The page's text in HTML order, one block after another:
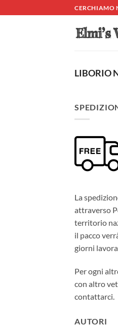
ai
CERCHIAMO
LIBORIO
La
attraverso
territorio
il pacco
giorni
Per ogni
con altro
contattarci.
AUTORI